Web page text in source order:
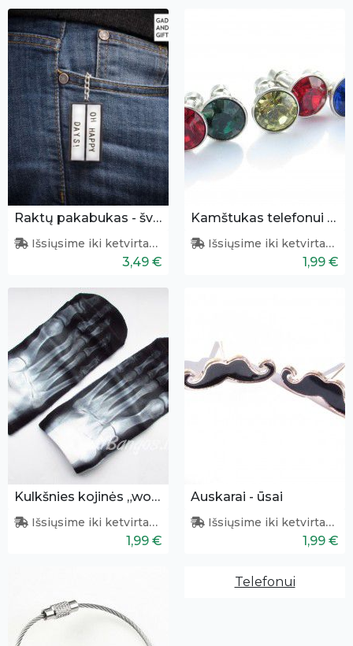
1,99 €
Raktų pakabukas - šviesdežė
Išsiųsime iki ketvirtadienio
3,49 €
Kamštukas telefonui - apsauga nuo dulkių
Išsiųsime iki ketvirtadienio
Kulkšnies kojinės „wow“
Išsiųsime iki ketvirtadienio
Auskarai - ūsai
Išsiųsime iki ketvirtadienio